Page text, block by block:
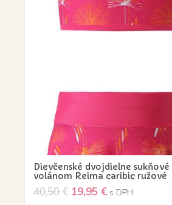
Dievčenské dvojdielne sukňové
volánom Reima caribic ružové
40,50€ 19,95 € s DPH